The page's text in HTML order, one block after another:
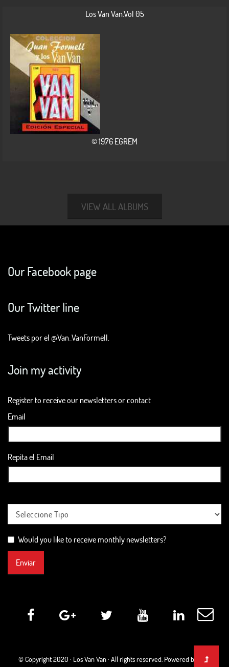
Los Van Van.Vol 05
© 1976 EGREM
VIEW ALL ALBUMS
Our Facebook page
Our Twitter line
Tweets por el @Van_VanFormell.
Join my activity
Register to receive our newsletters or contact
Email
Repita el Email
Would you like to receive monthly newsletters?
Enviar
© Copyright 2020 · Los Van Van· All rights reserved. Powered by Web